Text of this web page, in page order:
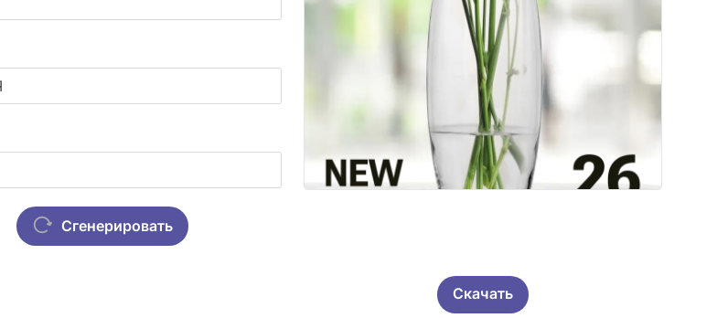
Сгенерировать
Скачать